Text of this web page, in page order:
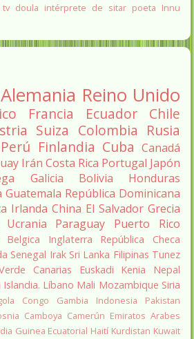
doula intérprete de sitar poeta Innu
Alemania Reino Unido
Francia Ecuador
Chile
Suiza Colombia Rusia
Perú Finlandia Cuba Canadá
Irán Costa Rica Portugal Japón
Galicia Bolivia
Honduras
Guatemala República Dominicana
Irlanda China El Salvador Grecia
Ucrania Paraguay
Puerto Rico
Belgica Inglaterra
República Checa
Senegal Irak Sri Lanka Filipinas Tunez
Canarias Euskadi Kenia
Nepal
Islandia. Líbano Mali Mozambique Siria
Congo Gambia Indonesia
Pakistan
Camboya Camerún Emiratos Arabes
Guinea Ecuatorial Haití Kurdistan Kuwait